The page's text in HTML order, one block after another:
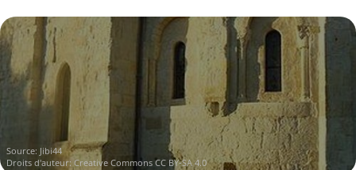
Source: Jibi44
Droits d'auteur: Creative Commons CC BY-SA 4.0